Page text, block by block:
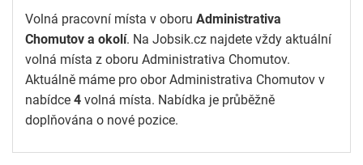
Volná pracovní místa v oboru Administrativa
Chomutov a okolí. Na Jobsik.cz najdete vždy aktuální
volná místa z oboru Administrativa Chomutov.
Aktuálně máme pro obor Administrativa Chomutov v
nabídce 4 volná místa. Nabídka je průběžně
doplňována o nové pozice.